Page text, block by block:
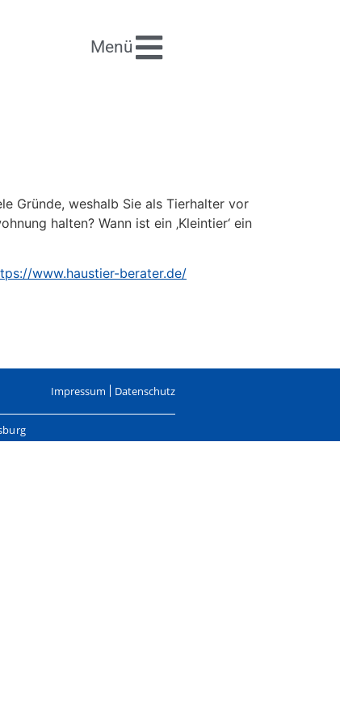
Menü
Gründe, weshalb Sie als Tierhalter vor
halten? Wann ist ein ‚Kleintier‘ ein
www.haustier-berater.de/
Impressum Datenschutz